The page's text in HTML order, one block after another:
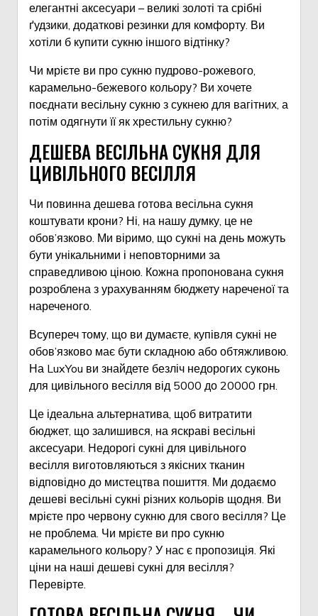
елегантні аксесуари – великі золоті та срібні
ґудзики, додаткові резинки для комфорту. Ви
хотіли б купити сукню іншого відтінку?
Чи мрієте ви про сукню пудрово-рожевого,
карамельно-бежевого кольору? Ви хочете
поєднати весільну сукню з сукнею для вагітних, а
потім одягнути її як хрестильну сукню?
ДЕШЕВА ВЕСІЛЬНА СУКНЯ ДЛЯ
ЦИВІЛЬНОГО ВЕСІЛЛЯ
Чи повинна дешева готова весільна сукня
коштувати крони? Ні, на нашу думку, це не
обов’язково. Ми віримо, що сукні на день можуть
бути унікальними і неповторними за
справедливою ціною. Кожна пропонована сукня
розроблена з урахуванням бюджету нареченої та
нареченого.
Всупереч тому, що ви думаєте, купівля сукні не
обов’язково має бути складною або обтяжливою.
На LuxYou ви знайдете безліч недорогих суконь
для цивільного весілля від 5000 до 20000 грн.
Це ідеальна альтернатива, щоб витратити
бюджет, що залишився, на яскраві весільні
аксесуари. Недорогі сукні для цивільного
весілля виготовляються з якісних тканин
відповідно до мистецтва пошиття. Ми додаємо
дешеві весільні сукні різних кольорів щодня. Ви
мрієте про червону сукню для свого весілля? Це
не проблема. Чи мрієте ви про сукню
карамельного кольору? У нас є пропозиція. Які
ціни на наші дешеві сукні для весілля?
Перевірте.